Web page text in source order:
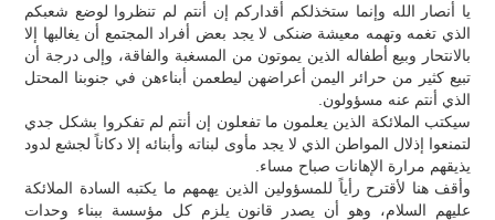
يا أنصار الله وإنما ستخذلكم أقداركم إن أنتم لم تنظروا لوضع شعبكم
الذي تغمه وتهمه معيشة ضنكى لا يجد بعض أفراد المجتمع أن يغالبها إلا
بالانتحار وبيع أطفاله الذين يموتون من المسغبة والفاقة، وإلى درجة أن
تبيع كثير من حرائر اليمن أعراضهن ليطعمن أبناءهن في جنوبنا المحتل
الذي أنتم عنه مسؤولون.
سيكتب الملائكة الذين يعلمون ما تفعلون إن أنتم لم تفكروا بشكل جدي
لتمنعوا إذلال المواطن الذي لا يجد مأوى لبناته وأبنائه إلا دكاناً لجشع لدود
يذيقهم مرارة الإهانات صباح مساء.
وأقف هنا لأقترح رأياً للمسؤولين الذين يهمهم ما يكتبه السادة الملائكة
عليهم السلام، وهو أن يصدر قانون يلزم كل مؤسسة ببناء وحدات